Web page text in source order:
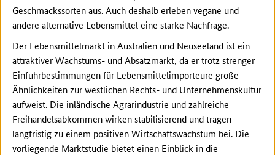
Geschmackssorten aus. Auch deshalb erleben vegane und
andere alternative Lebensmittel eine starke Nachfrage.
Der Lebensmittelmarkt in Australien und Neuseeland ist ein
attraktiver Wachstums- und Absatzmarkt, da er trotz strenger
Einfuhrbestimmungen für Lebensmittelimporteure große
Ähnlichkeiten zur westlichen Rechts- und Unternehmenskultur
aufweist. Die inländische Agrarindustrie und zahlreiche
Freihandelsabkommen wirken stabilisierend und tragen
langfristig zu einem positiven Wirtschaftswachstum bei. Die
vorliegende Marktstudie bietet einen Einblick in die